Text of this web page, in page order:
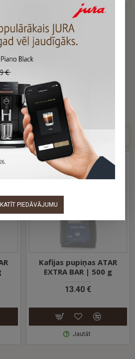
PIEDĀVĀJUMU
ESPRESSO
g
EXCLUSIVE
Arābikas izlases šķirnes, kas
piešķir dzērienam
garšu. Tā tiek panākta rūpīgi
arābikas šķirnes. EXCLUSIVE - tā
un rūgtenu garšu, kas ir pamanāma
LĪDZĪGAS PRECES
Kafijas pupiņas ATAR
EXTRA BAR | 500 g
13.40 €
Jautāt